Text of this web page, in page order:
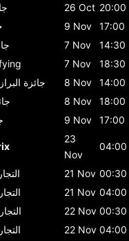
26 Oct 20:00
9 Nov
17:00
7 Nov
14:30
7 Nov
18:30
جائزة
8 Nov
14:00
8 Nov
18:00
9 Nov 17:00
23
Nov
04:00
21 Nov 00:30
21 Nov 04:00
22 Nov 00:30
22 Nov 04:00